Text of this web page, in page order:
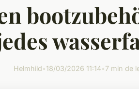
Helmhild•18/03/2026 11:14•7 min de